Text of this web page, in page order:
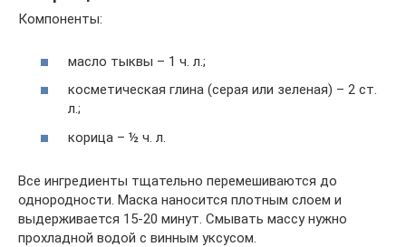
Компоненты:
масло тыквы – 1 ч. л.;
косметическая глина (серая или зеленая) – 2 ст.
л.;
корица – ½ ч. л.
Все ингредиенты тщательно перемешиваются до
однородности. Маска наносится плотным слоем и
выдерживается 15-20 минут. Смывать массу нужно
прохладной водой с винным уксусом.